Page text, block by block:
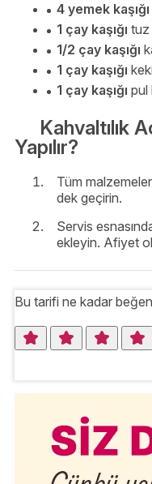
4 yemek kaşığı
1 çay kaşığı tuz
1/2 çay kaşığı
1 çay kaşığı
1 çay kaşığı pul
Kahvaltılık
Yapılır?
Tüm
dek geçirin.
Servis
ekleyin. Afiyet
Bu tarifi ne kadar